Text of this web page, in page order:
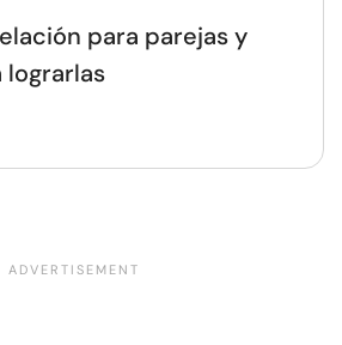
para parejas y
lograrlas